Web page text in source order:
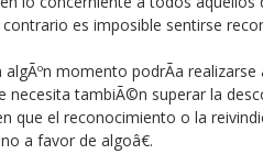
es imposible sentirse
momento podrÃ­a realizarse
necesita tambiÃ©n superar la
que el reconocimiento o la
a favor de algoâ€.